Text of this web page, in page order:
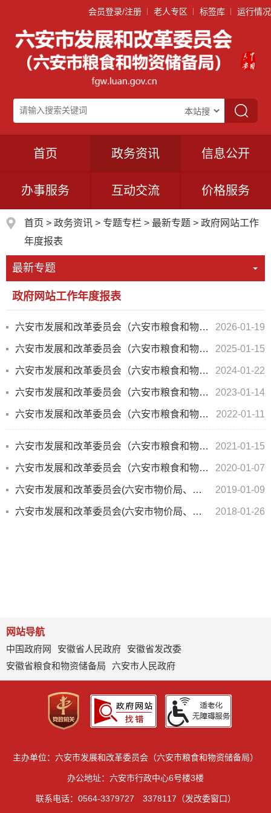
会员登录/注册 老人专区 标签库 运行情况
首页 政务资讯 信息公开
办事服务 互动交流 价格服务
首页 > 政务资讯 > 专题专栏 > 最新专题 > 政府网站工作
年度报表
最新专题
政府网站工作年度报表
六安市发展和改革委员会（六安市粮食和物资储备局）2025年度政府网站工作报表 2026-01-19
六安市发展和改革委员会（六安市粮食和物资储备局）2024年度政府网站工作报表 2025-01-15
六安市发展和改革委员会（六安市粮食和物资储备局）2023年度政府网站工作报表 2024-01-22
六安市发展和改革委员会（六安市粮食和物资储备局） 2022年度政府网站工作报表 2023-01-14
六安市发展和改革委员会（六安市粮食和物资储备局）2021年度政府网站工作报表 2022-01-11
六安市发展和改革委员会（六安市粮食和物资储备局）2020年度政府网站工作报表 2021-01-15
六安市发展和改革委员会（六安市粮食和物资储备局）2019年度政府网站工作报表 2020-01-07
六安市发展和改革委员会(六安市物价局、六安市绿色发展指导委员会办公室)2018年度政府网站工作... 2019-01-09
六安市发展和改革委员会(六安市物价局、六安市绿色发展指导委员会办公室)2017年度政府网站工作... 2018-01-26
网站导航
中国政府网
安徽省人民政府
安徽省发改委
安徽省粮食和物资储备局
六安市人民政府
主办单位：六安市发展和改革委员会（六安市粮食和物资储备局）
办公地址：六安市行政中心6号楼3楼
联系电话：0564-3379727 3378117（发改委窗口）